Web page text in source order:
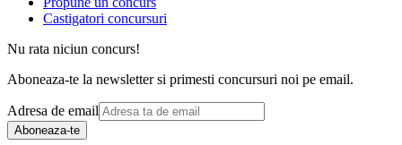
Castigatori concursuri
Nu rata niciun concurs!
Aboneaza-te la newsletter si primesti concursuri noi pe email.
Adresa de email
Aboneaza-te